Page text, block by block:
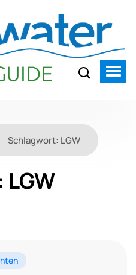
Schlagwort: LGW
LGW